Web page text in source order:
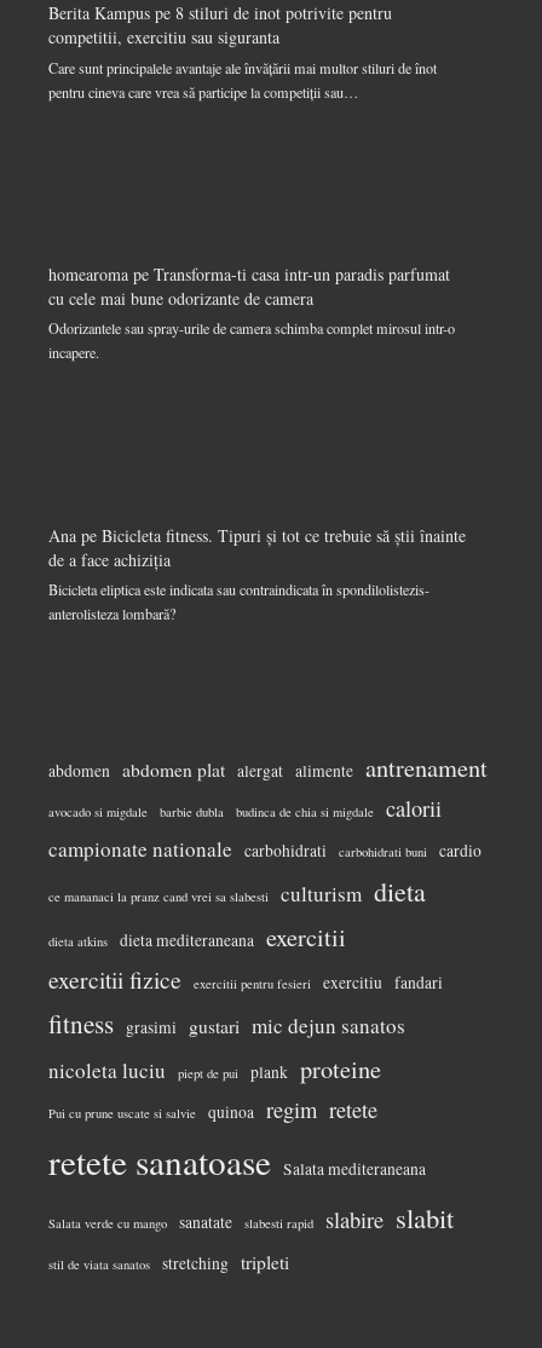
Berita Kampus pe 8 stiluri de inot potrivite pentru
competitii, exercitiu sau siguranta
Care sunt principalele avantaje ale învățării mai multor stiluri de înot
pentru cineva care vrea să participe la competiții sau…
homearoma pe Transforma-ti casa intr-un paradis parfumat
cu cele mai bune odorizante de camera
Odorizantele sau spray-urile de camera schimba complet mirosul intr-o
incapere.
Ana pe Bicicleta fitness. Tipuri și tot ce trebuie să știi înainte
de a face achiziția
Bicicleta eliptica este indicata sau contraindicata în spondilolistezis-
anterolisteza lombară?
abdomen abdomen plat alergat alimente antrenament
avocado si migdale barbie dubla budinca de chia si migdale calorii
campionate nationale carbohidrati carbohidrati buni cardio
ce mananaci la pranz cand vrei sa slabesti culturism dieta
dieta atkins dieta mediteraneana exercitii
exercitii fizice exercitii pentru fesieri exercitiu fandari
fitness grasimi gustari mic dejun sanatos
nicoleta luciu
piept de pui plank proteine
Pui cu prune uscate si salvie quinoa regim retete
retete sanatoase Salata mediteraneana
Salata verde cu mango sanatate slabesti rapid slabire slabit
stil de viata sanatos stretching tripleti